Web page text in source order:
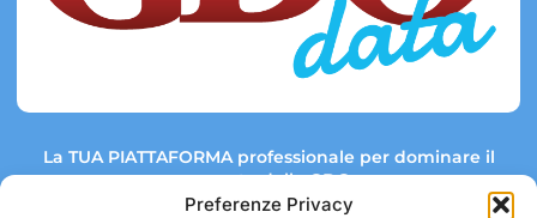
Preferenze Privacy
La TUA PIATTAFORMA professionale per dominare il
mercato della GDO.